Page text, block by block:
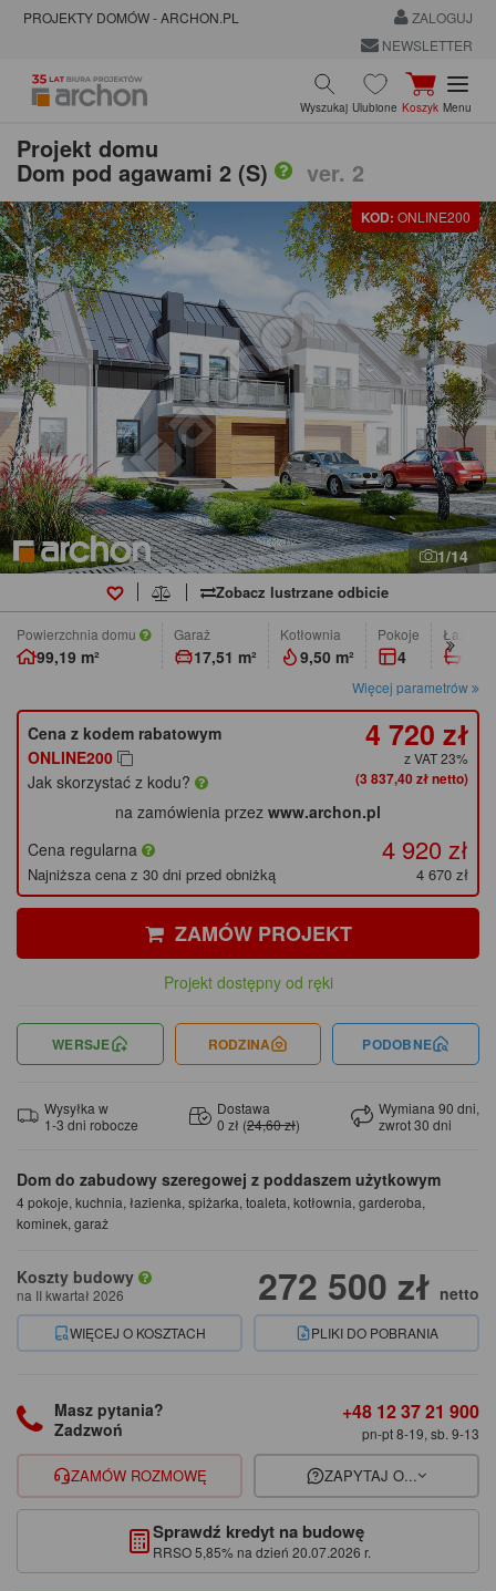
PROJEKTY DOMÓW - ARCHON.PL
ZALOGUJ
NEWSLETTER
Wyszukaj Ulubione Koszyk Menu
Projekt domu
Dom pod agawami 2 (S) ver. 2
KOD: ONLINE200
1/14
Zobacz lustrzane odbicie
Powierzchnia domu
99,19 m²
Garaż
17,51 m²
Kotłownia
9,50 m²
pokoje
4
Więcej parametrów
Dom do zabudowy szeregowej z poddaszem użytkowym
4 pokoje, kuchnia, łazienka, spiżarka, toaleta, kotłownia, garderoba,
kominek, garaż
Koszty budowy
na II kwartał 2026 272 500 zł netto
WIĘCEJ O KOSZTACH PLIKI DO POBRANIA
Cena z kodem rabatowym
ONLINE200
Jak skorzystać z kodu?
4 720 zł
z VAT 23%
(3 837,40 zł netto)
na zamówienia przez www.archon.pl
Cena regularna
4 920 zł
Najniższa cena z 30 dni przed obniżką 4 670 zł
ZAMÓW PROJEKT
Projekt dostępny od ręki
WERSJE RODZINA PODOBNE
Wysyłka w
1-3 dni robocze
Dostawa
0 zł (24,60 zł)
Wymiana 90 dni,
zwrot 30 dni
Masz pytania?
Zadzwoń
+48 12 37 21 900
pn-pt 8-19, sb. 9-13
ZAMÓW ROZMOWĘ ZAPYTAJ O...
Sprawdź kredyt na budowę
RRSO 5,85% na dzień 20.07.2026 r.